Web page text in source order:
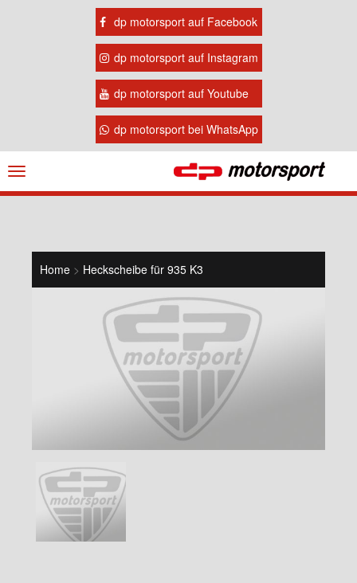
dp motorsport auf Facebook
dp motorsport auf Instagram
dp motorsport auf Youtube
dp motorsport bei WhatsApp
Navigation
ein-/ausblenden
Home > Heckscheibe für 935 K3